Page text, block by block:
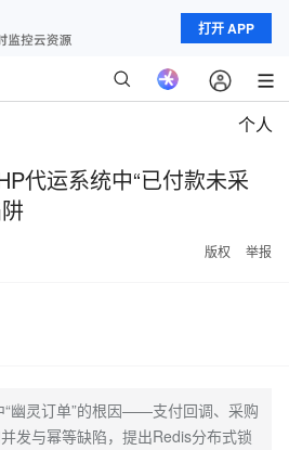
打开 APP
个人
代运系统中“已付款未采
版权 举报
“幽灵订单”的根因——支付回调、采购
发与幂等缺陷，提出Redis分布式锁